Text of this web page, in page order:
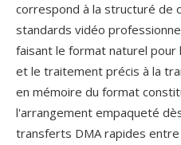
correspond à la structuré de
standards vidéo
faisant le format naturel
et le traitement précis à la
en mémoire du format
l'arrangement empaqueté
transferts DMA rapides